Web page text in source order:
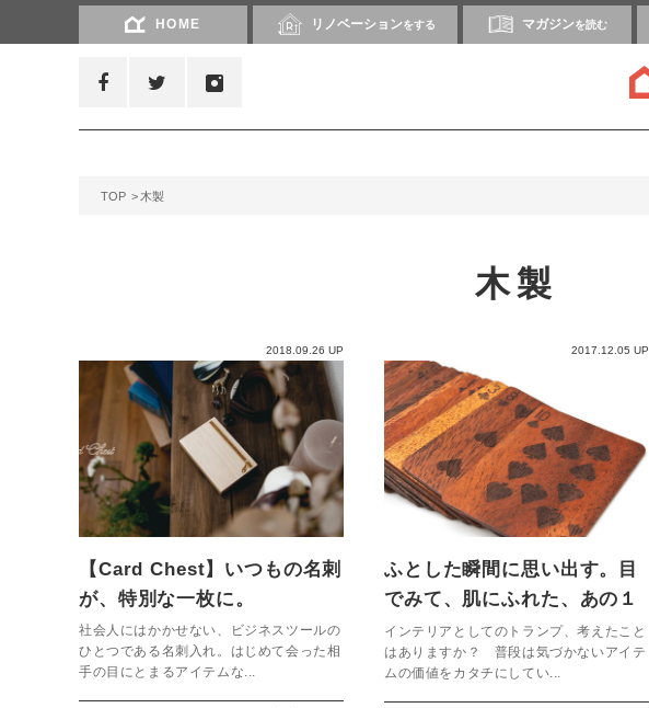
HOME リノベーションをする マガジンを読む
TOP 木製
木製
2018.09.26 UP
【Card Chest】いつもの名刺
が、特別な一枚に。
社会人にはかかせない、ビジネスツールの
ひとつである名刺入れ。はじめて会った相
手の目にとまるアイテムな...
2017.12.05 UP
ふとした瞬間に思い出す。目
でみて、肌にふれた、あの１
枚【木製のトランプ】
インテリアとしてのトランプ、考えたこと
はありますか？ 普段は気づかないアイテ
ムの価値をカタチにしてい...